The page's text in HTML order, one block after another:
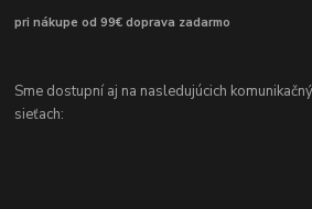
pri nákupe od 99€ doprava zadarmo
Sme dostupní aj na nasledujúcich
sieťach: